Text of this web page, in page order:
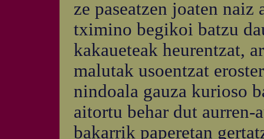
ze paseatzen joaten
tximino begikoi batzu
kakaueteak heurentzat,
malutak usoentzat
nindoala gauza kurioso
aitortu behar dut aurren-
bakarrik paperetan